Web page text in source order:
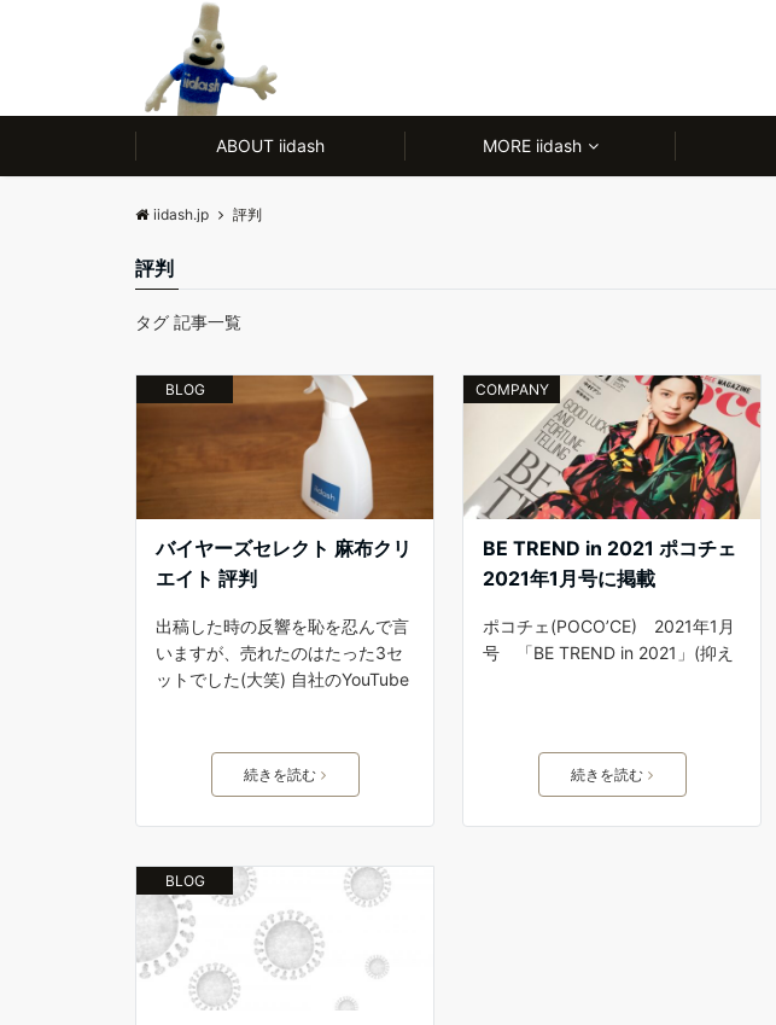
ABOUT iidash MORE iidash
iidash.jp 評判
評判
タグ 記事一覧
BLOG
バイヤーズセレクト 麻布クリ
エイト 評判
出稿した時の反響を恥を忍んで言
いますが、売れたのはたった3セ
ットでした(大笑) 自社のYouTube
続きを読む
COMPANY
BE TREND in 2021 ポコチェ
2021年1月号に掲載
ポコチェ(POCO’CE) 2021年1月
号 「BE TREND in 2021」(抑え
続きを読む
BLOG